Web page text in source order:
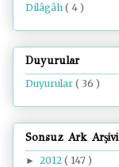
Dilâgâh ( 4 )
Duyurular
Duyurular ( 36 )
Sonsuz Ark Arşivi
► 2012 ( 147 )